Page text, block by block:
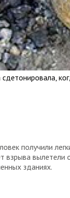
получили
взрыва
зданиях.